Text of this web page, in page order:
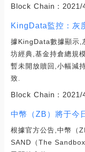
Block Chain： 2021/
KingData監控：灰
據KingData數據顯示,
坊經典,基金持倉總規
暫未開放贖回,小幅減
致.
Block Chain： 2021/
中幣（ZB）將于今
根據官方公告,中幣（
SAND（The